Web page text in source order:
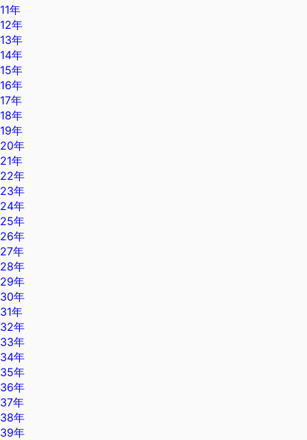
11年
12年
13年
14年
15年
16年
17年
18年
19年
20年
21年
22年
23年
24年
25年
26年
27年
28年
29年
30年
31年
32年
33年
34年
35年
36年
37年
38年
39年